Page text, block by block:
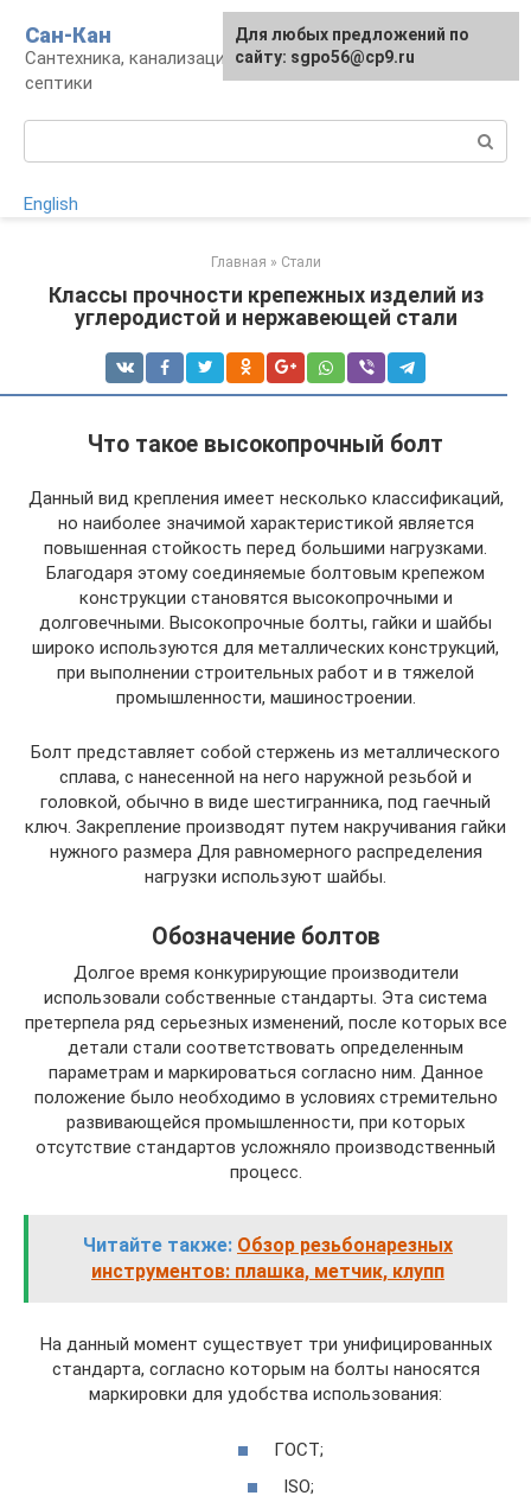
контенту
Сан-Кан
Сантехника, канализация, водопровод,
септики
English
Главная » Стали
Классы прочности крепежных изделий из
углеродистой и нержавеющей стали
Что такое высокопрочный болт
Данный вид крепления имеет несколько классификаций,
но наиболее значимой характеристикой является
повышенная стойкость перед большими нагрузками.
Благодаря этому соединяемые болтовым крепежом
конструкции становятся высокопрочными и
долговечными. Высокопрочные болты, гайки и шайбы
широко используются для металлических конструкций,
при выполнении строительных работ и в тяжелой
промышленности, машиностроении.
Болт представляет собой стержень из металлического
сплава, с нанесенной на него наружной резьбой и
головкой, обычно в виде шестигранника, под гаечный
ключ. Закрепление производят путем накручивания гайки
нужного размера Для равномерного распределения
нагрузки используют шайбы.
Обозначение болтов
Долгое время конкурирующие производители
использовали собственные стандарты. Эта система
претерпела ряд серьезных изменений, после которых все
детали стали соответствовать определенным
параметрам и маркироваться согласно ним. Данное
положение было необходимо в условиях стремительно
развивающейся промышленности, при которых
отсутствие стандартов усложняло производственный
процесс.
Читайте также: Обзор резьбонарезных
инструментов: плашка, метчик, клупп
На данный момент существует три унифицированных
стандарта, согласно которым на болты наносятся
маркировки для удобства использования:
ГОСТ;
ISO;
Для любых предложений по
сайту: sgpo56@cp9.ru